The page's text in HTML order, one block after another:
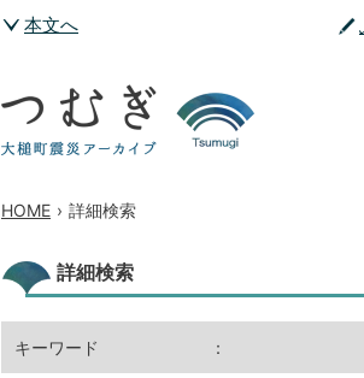
本文へ
HOME › 詳細検索
詳細検索
キーワード ：